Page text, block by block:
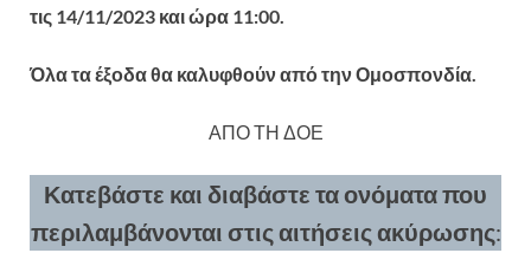
τις 14/11/2023 και ώρα 11:00.
Όλα τα έξοδα θα καλυφθούν από την Ομοσπονδία.
ΑΠΟ ΤΗ ΔΟΕ
Κατεβάστε και διαβάστε τα ονόματα που
περιλαμβάνονται στις αιτήσεις ακύρωσης: